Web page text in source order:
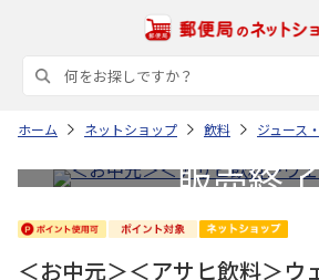
ホーム ネットショップ 飲料 ジュース
＜お中元＞＜アサヒ飲料＞